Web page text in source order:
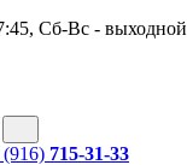
Сб-Вс - выходной
715-31-33